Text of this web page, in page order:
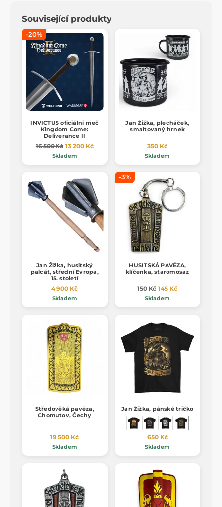
Související produkty
-20%
INVICTUS oficiální meč
Kingdom Come:
Deliverance II
16 500 Kč 13 200 Kč
Skladem
Jan Žižka, plecháček,
smaltovaný hrnek
350 Kč
Skladem
Jan Žižka, husitský
palcát, střední Evropa,
15. století
4 900 Kč
Skladem
-3%
HUSITSKÁ PAVÉZA,
klíčenka, staromosaz
150 Kč 145 Kč
Skladem
Středověká pavéza,
Chomutov, Čechy
19 500 Kč
Skladem
Jan Žižka, pánské tričko
650 Kč
Skladem